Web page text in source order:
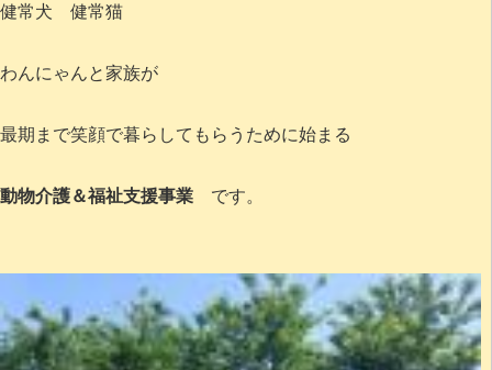
健常犬 健常猫
わんにゃんと家族が
最期まで笑顔で暮らしてもらうために始まる
動物介護＆福祉支援事業 です。